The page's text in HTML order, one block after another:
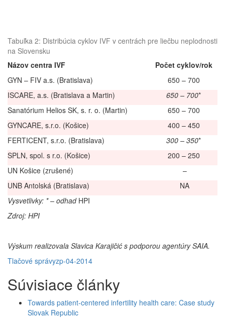
Tabuľka 2: Distribúcia cyklov IVF v centrách pre liečbu neplodnosti
na Slovensku
Názov centra IVF
Počet cyklov/rok
GYN – FIV a.s. (Bratislava)
650 – 700
ISCARE, a.s. (Bratislava a Martin)
650 – 700*
Sanatórium Helios SK, s. r. o. (Martin)
650 – 700
GYNCARE, s.r.o. (Košice)
400 – 450
FERTICENT, s.r.o. (Bratislava)
300 – 350*
SPLN, spol. s r.o. (Košice)
200 – 250
UN Košice (zrušené)
–
UNB Antolská (Bratislava)
NA
Vysvetlivky: * – odhadHPI
Zdroj: HPI
Výskum realizovala Slavica Karajičić s podporou agentúry SAIA.
Tlačové správyzp-04-2014
Súvisiace články
Towards patient-centered infertility health care: Case study
Slovak Republic